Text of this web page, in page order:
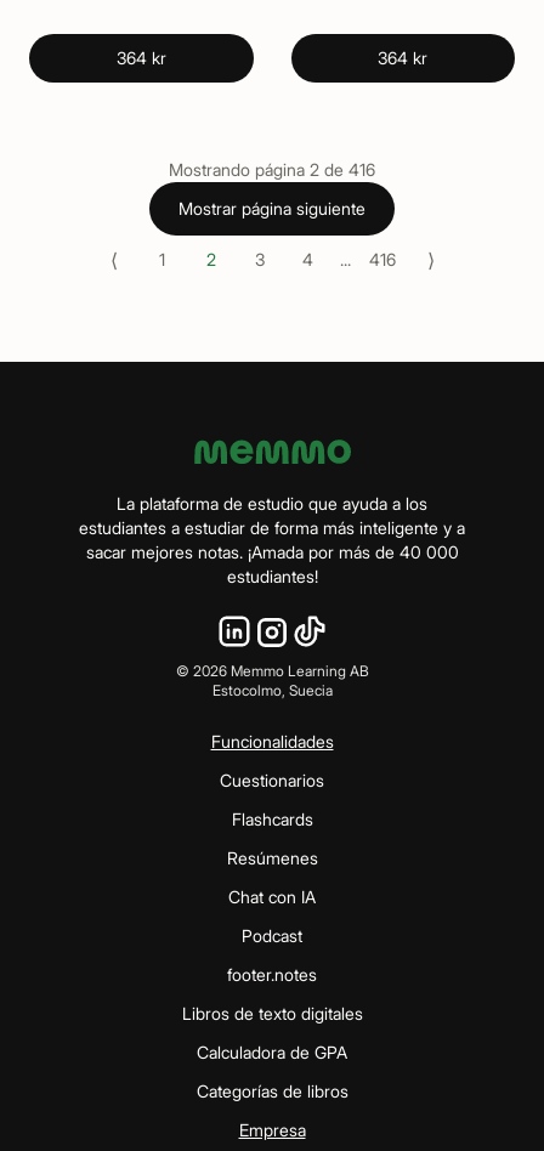
364 kr 364 kr
Mostrando página 2 de 416
Mostrar página siguiente
⟨ 1 2 3 4 ... 416 ⟩
La plataforma de estudio que ayuda a los
estudiantes a estudiar de forma más inteligente y a
sacar mejores notas. ¡Amada por más de 40 000
estudiantes!
© 2026Memmo Learning AB
Estocolmo, Suecia
Funcionalidades
Cuestionarios
Flashcards
Resúmenes
Chat con IA
Podcast
footer.notes
Libros de texto digitales
Calculadora de GPA
Categorías de libros
Empresa